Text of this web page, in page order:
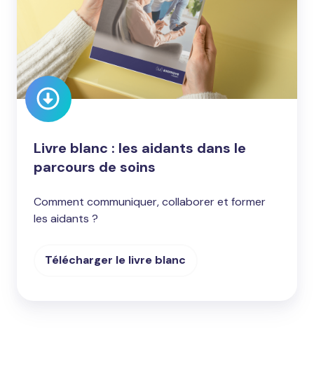
parcours
de
soins
Livre blanc : les aidants dans le
parcours de soins
Comment communiquer, collaborer et former
les aidants ?
Télécharger le livre blanc